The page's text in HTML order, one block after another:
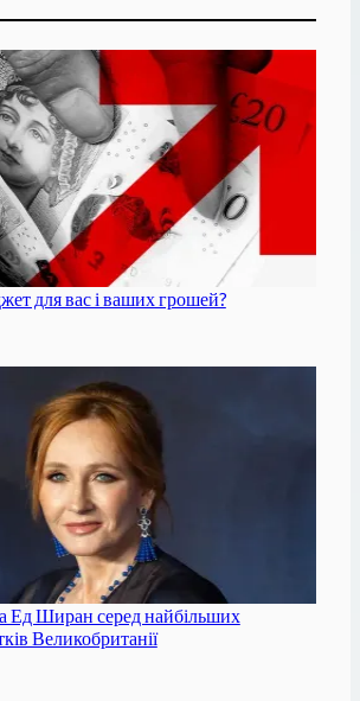
для вас і ваших грошей?
Ед Ширан серед найбільших
Великобританії